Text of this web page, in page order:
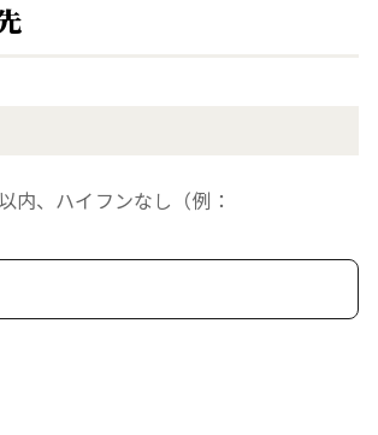
内、ハイフンなし（例：